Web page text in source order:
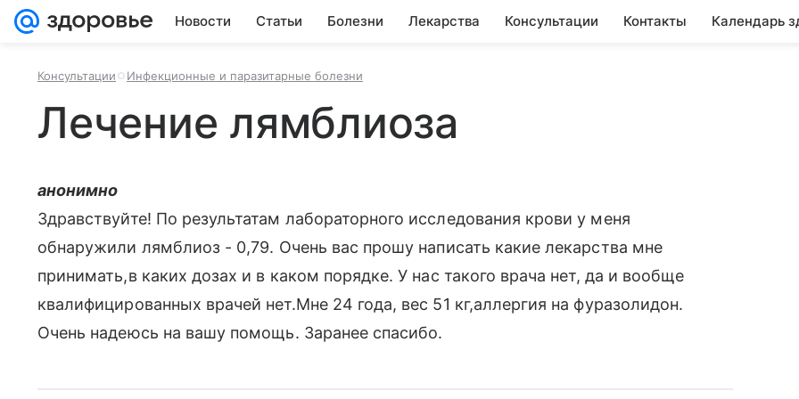
Новости Статьи Болезни Лекарства Консультации Контакты Календарь
Консультации Инфекционные и паразитарные болезни
Лечение лямблиоза
анонимно
Здравствуйте! По результатам лабораторного исследования крови у меня
обнаружили лямблиоз - 0,79. Очень вас прошу написать какие лекарства мне
принимать,в каких дозах и в каком порядке. У нас такого врача нет, да и вообще
квалифицированных врачей нет.Мне 24 года, вес 51 кг,аллергия на фуразолидон.
Очень надеюсь на вашу помощь. Заранее спасибо.